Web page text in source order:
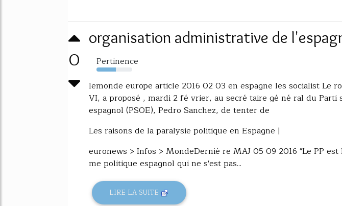
0
organisation administrative de
Pertinence
54%
lemonde europe article 2016 02 03 en espagne les socialist Le
VI, a proposé , mardi 2 fé vrier, au secré taire gé né ral du Parti
espagnol (PSOE), Pedro Sanchez, de tenter de
Les raisons de la paralysie politique en Espagne |
euronews > Infos > MondeDerniè re MAJ 05 09 2016 "Le PP
me politique espagnol qui ne s'est pas...
LIRE LA SUITE